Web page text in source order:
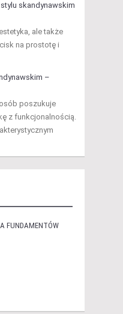
skandynawskim
ale także
na prostotę i
–
poszukuje
z funkcjonalnością.
FUNDAMENTÓW